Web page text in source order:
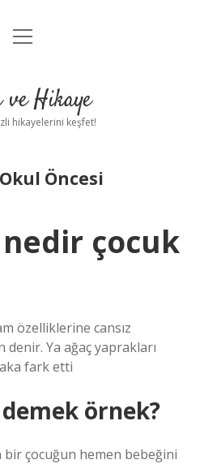
Anasayfa
Uyarı
menüyü
Hikaye
hikayelerini keşfet!
Öncesi
çocuk
özelliklerine cansız
Ya ağaç yaprakları
fark etti
örnek?
çocuğun hemen bebeğini